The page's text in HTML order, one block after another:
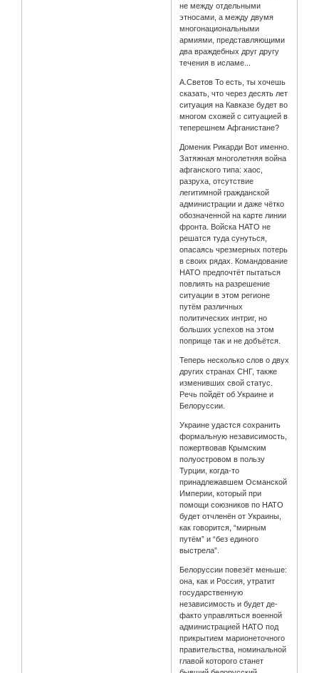
не между отдельными
этносами, а между двумя
многонациональными
армиями, представляющими
два враждебных друг другу
течения в исламе...
А.Светов То есть, ты хочешь
сказать, что через десять лет
ситуация на Кавказе будет во
многом схожей с ситуацией в
теперешнем Афганистане?
Доменик Рикарди Вот именно.
Затяжная многолетняя война
афганского типа: хаос,
разруха, отсутствие
легитимной гражданской
администрации и даже чётко
обозначенной на карте линии
фронта. Войска НАТО не
решатся туда сунуться,
опасаясь чрезмерных потерь
в своих рядах. Командование
НАТО предпочтёт пытаться
повлиять на разрешение
ситуации в этом регионе
путём различных
политических интриг, но
больших успехов на этом
поприще так и не добъётся.
Теперь несколько слов о двух
других странах СНГ, также
изменивших свой статус.
Речь пойдёт об Украине и
Белоруссии.
Украине удастся сохранить
формальную независимость,
пожертвовав Крымским
полуостровом в пользу
Турции, когда-то
принадлежавшем Османской
Империи, который при
помощи союзников по НАТО
будет отчленён от Украины,
как говорится, “мирным
путём” и “без единого
выстрела”.
Белоруссии повезёт меньше:
она, как и Россия, утратит
государственную
независимость и будет де-
факто управляться военной
администрацией НАТО под
прикрытием марионеточного
правительства, номинальной
главой которого станет